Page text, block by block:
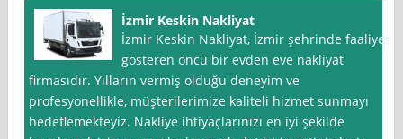
İzmir Keskin Nakliyat
İzmir Keskin Nakliyat, İzmir şehrinde faaliyet
gösteren öncü bir evden eve nakliyat
firmasıdır. Yılların vermiş olduğu deneyim ve
profesyonellikle, müşterilerimize kaliteli hizmet sunmayı
hedeflemekteyiz. Nakliye ihtiyaçlarınızı en iyi şekilde